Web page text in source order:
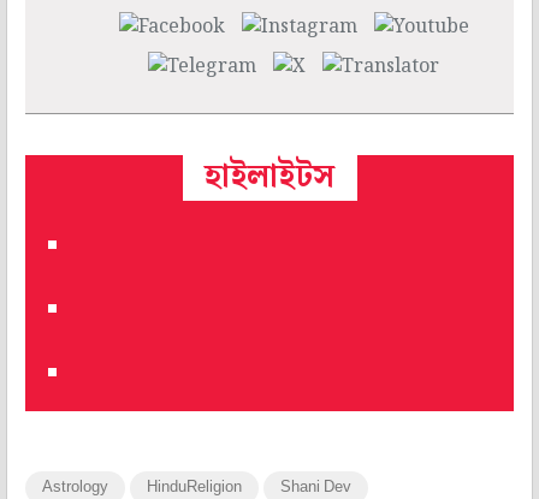
হাইলাইটস
Astrology HinduReligion Shani Dev